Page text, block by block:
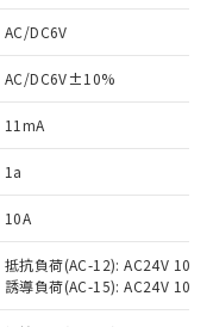
AC/DC6V
AC/DC6V±10%
11mA
1a
10A
抵抗負荷(AC-12): AC24V 10A/
誘導負荷(AC-15): AC24V
同意のうえ
機器事業取扱
標準価格
だくもので
品の中には、
る商品もある
質）の非含
予定のある
（10物質）の
品を出す予
10物質）の
は確認中の
形物で、有
す。
部品として
中国RoHSの
す。
中国RoHSの